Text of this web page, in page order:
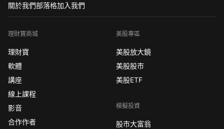
關於我們部落格加入我們
理財寶商城
理財寶
軟體
講座
線上課程
影音
合作作者
美股專區
美股放大鏡
美股股市
美股ETF
模擬投資
股市大富翁